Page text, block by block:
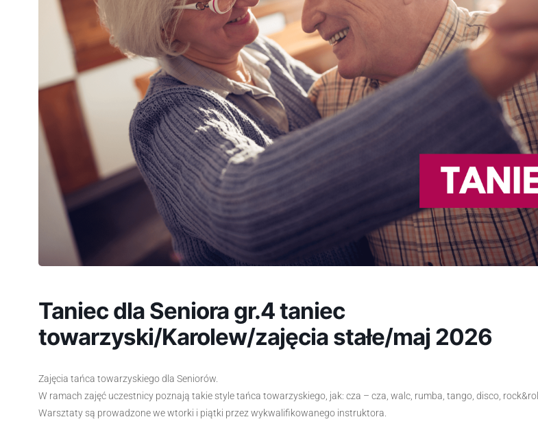
Taniec dla Seniora gr.4 taniec
towarzyski/Karolew/zajęcia stałe/maj 2026
Zajęcia tańca towarzyskiego dla Seniorów.
W ramach zajęć uczestnicy poznają takie style tańca towarzyskiego, jak: cza – cza, walc, rumba, tango, disco, rock&roll.
Warsztaty są prowadzone we wtorki i piątki przez wykwalifikowanego instruktora.